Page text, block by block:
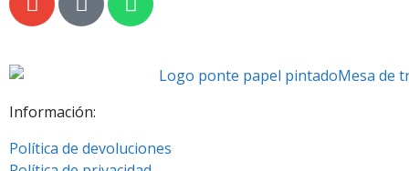
Información:
Política de devoluciones